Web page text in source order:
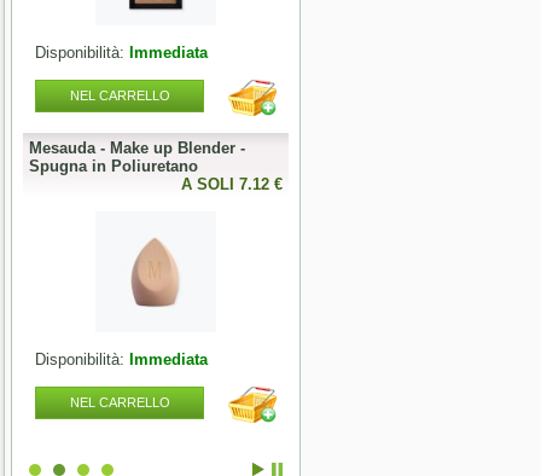
Disponibilità: Immediata
NEL CARRELLO
Mesauda - Make up Blender -
Spugna in Poliuretano
A SOLI 7.12 €
Disponibilità: Immediata
NEL CARRELLO